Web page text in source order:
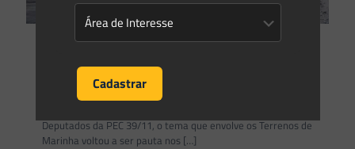
Saes Advogadoson
14/03/2022
Terreno de Marinha não é sinônimo de Praia ou de Área de
Preservação Permanente – entenda a diferença.
Deputados da PEC 39/11, o tema que envolve os Terrenos de
Marinha voltou a ser pauta nos […]